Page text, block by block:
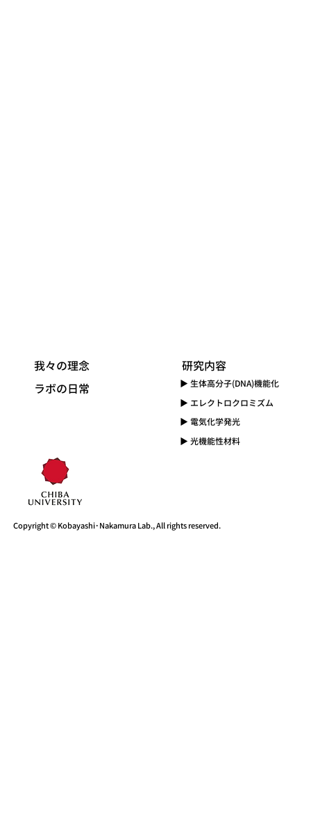
我々の理念
​ラボの日常
​研究内容
▶ 生体高分子(DNA)機能化
​▶ エレクトロクロミズム
▶ 電気化学発光
▶ 光機能性材料
Copyright © Kobayashi･Nakamura Lab., All rights reserved.